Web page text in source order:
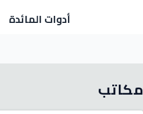
أدوات المائدة
مكاتب